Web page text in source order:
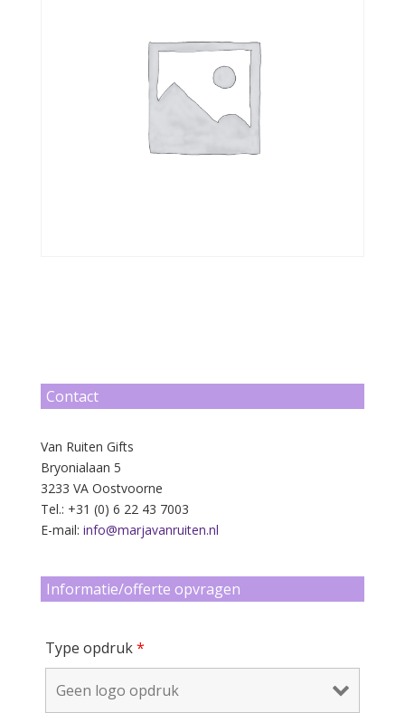
Contact
Van Ruiten Gifts
Bryonialaan 5
3233 VA Oostvoorne
Tel.: +31 (0) 6 22 43 7003
E-mail: info@marjavanruiten.nl
Informatie/offerte opvragen
Type opdruk*